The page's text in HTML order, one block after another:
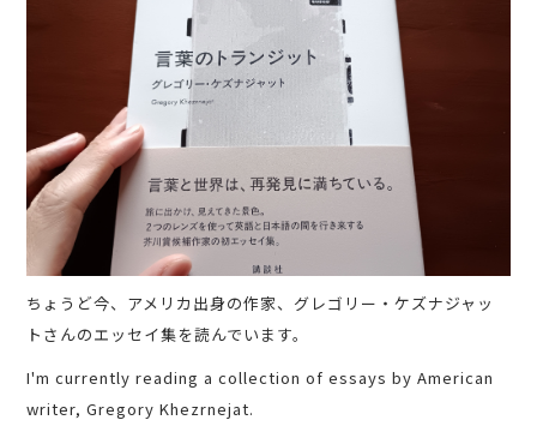
ちょうど今、アメリカ出身の作家、グレゴリー・ケズナジャッ
トさんのエッセイ集を読んでいます。
I'm currently reading a collection of essays by American
writer, Gregory Khezrnejat.